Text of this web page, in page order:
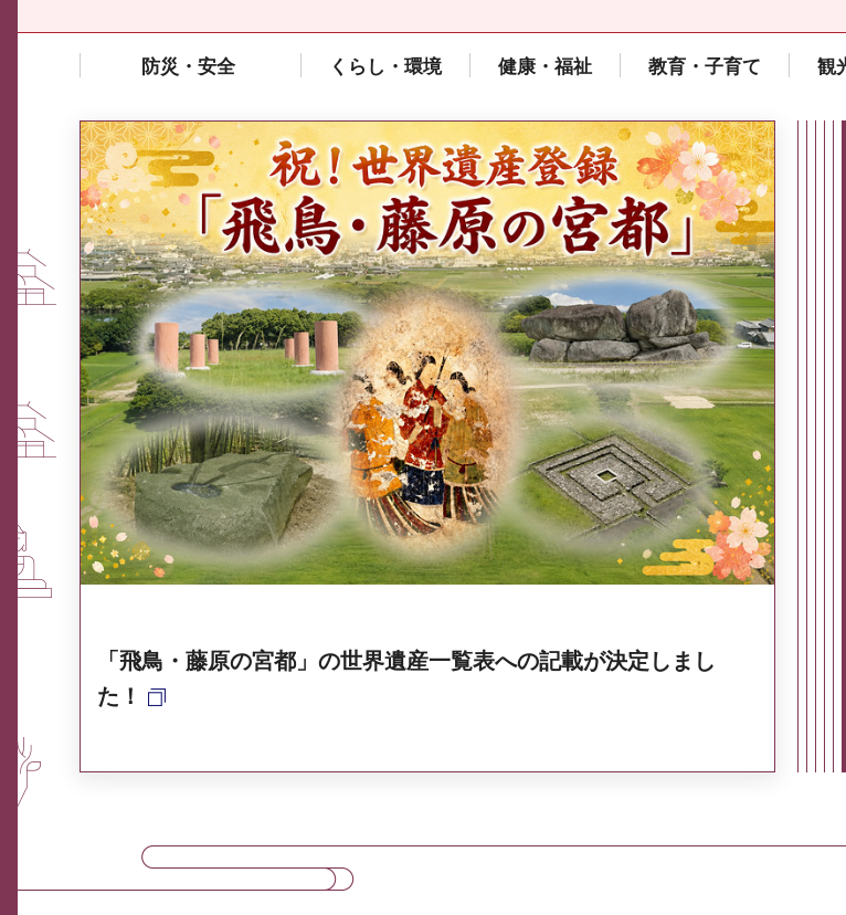
防災・安全 くらし・環境 健康・福祉 教育・子育て 観
「飛鳥・藤原の宮都」の世界遺産一覧表への記載が決定しまし
た！
中東情勢や原油価格上昇の影響
を受ける中小企業向け相談窓口
について
ふるさと納税なら、奈良
県広報誌「県民だより奈良」
2026年8月号
奈良県政策集